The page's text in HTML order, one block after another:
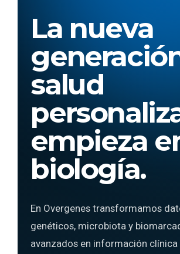
La nueva
salud
empieza
biología.
En Overgenes transformamos
genéticos, microbiota y
avanzados en información